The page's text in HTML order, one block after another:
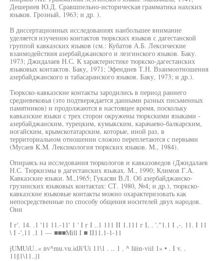
Дешериев Ю.Д. Сравшпельно-историческая грамматика нахских
языков. Грозный, 1963; и др. ).
В диссертационных исследованиях наибольшее внимание
уделяется изучению контактов тюркских языков с дагестанской
группой кавказских языков (см.: Кубатов А.Б. Лексические
взаимодействия азербайджанского и лезгинского языков. Баку.
1973; Джидалаев Н.С. К характеристике тюркско-дагестанских
языковых контактов. Баку, 1971; Эфендиев Т.Н. Взаимоотношения
азербайджанского и табасаранского языков. Баку, 1973; и др.).
Тюркско-кавказскне контакты зародились в период раннего
средневековья (это подтверждается данными разных письменных
памятников) и продолжаются в настоящее время, поскольку
кавказские языки с трех сторон окружены тюркскими языками -
азербайджанским, турецким, кумыкским, карачаево-балкарским,
ногайским, крымскотатарским, которые, иной раз, в
территориальном отношении сложно переплетаются с первыми
(Мусаев K.M. Лексикология тюркских языков. М., 1984).
Опираясь на исследования тюркологов и кавказоведов (Джидалаев
Н.С. Тюркизмы в дагестанских языках. М., 1990; Климов Г.А.
Кавказские языки. М.,1965; Гукасян В.Л. Об азербайджанско-
грузинских языковых контактах: СТ. 1980, №4; и др.), тюркско-
кавказскне языковые контакты можно охарактеризовать как
непосредственные по способу общения носителей двух народов.
Они
I г'. 14. .1 '11 11.-11' 1 ' I г I ..1 111 II 1.111 г I, . '."1.1 I ,-. 11. I 11
\ I -',11 .1 1 — ■■■Mill I ■ II11.1-1-11
jUMUiU..« nv^mu.vu.idJi'Ui 11\1 . .. 1 . ^ lüin-viil 1» • . I v. .
11||1\11..|1